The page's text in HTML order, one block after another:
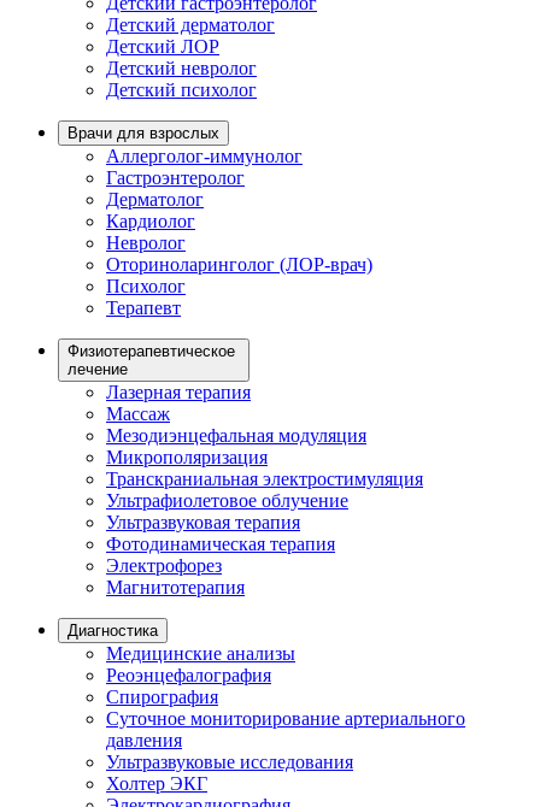
Детский дерматолог
Детский ЛОР
Детский невролог
Детский психолог
Врачи для взрослых
Аллерголог-иммунолог
Гастроэнтеролог
Дерматолог
Кардиолог
Невролог
Оториноларинголог (ЛОР-врач)
Психолог
Терапевт
Физиотерапевтическое
лечение
Лазерная терапия
Массаж
Мезодиэнцефальная модуляция
Микрополяризация
Транскраниальная электростимуляция
Ультрафиолетовое облучение
Ультразвуковая терапия
Фотодинамическая терапия
Электрофорез
Магнитотерапия
Диагностика
Медицинские анализы
Реоэнцефалография
Спирография
Суточное мониторирование артериального
давления
Ультразвуковые исследования
Холтер ЭКГ